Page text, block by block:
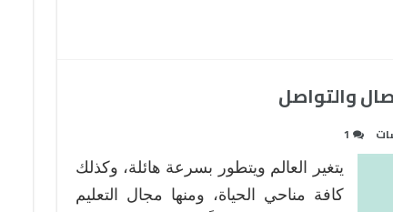
والتواصل
1
يتغير العالم ويتطور بسرعة هائلة، وكذلك
كافة مناحي الحياة، ومنها مجال التعليم